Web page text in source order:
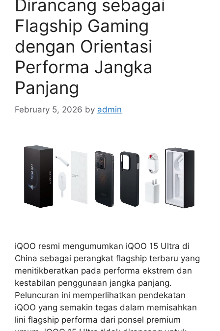
Dirancang sebagai
Flagship Gaming
dengan Orientasi
Performa Jangka
Panjang
February 5, 2026 by admin
iQOO resmi mengumumkan iQOO 15 Ultra di
China sebagai perangkat flagship terbaru yang
menitikberatkan pada performa ekstrem dan
kestabilan penggunaan jangka panjang.
Peluncuran ini memperlihatkan pendekatan
iQOO yang semakin tegas dalam memisahkan
lini flagship performa dari ponsel premium